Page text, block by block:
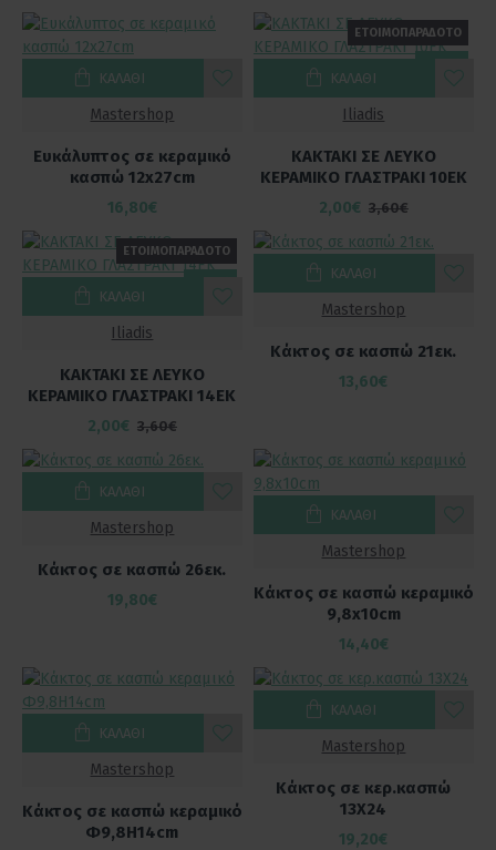
Mastershop
Ευκάλυπτος σε κεραμικό
κασπώ 12x27cm
16,80€
ΚΑΛΆΘΙ
ΕΤΟΙΜΟΠΑΡΑΔΟΤΟ
-44 %
Iliadis
ΚΑΚΤΑΚΙ ΣΕ ΛΕΥΚΟ
ΚΕΡΑΜΙΚΟ ΓΛΑΣΤΡΑΚΙ 10EK
2,00€ 3,60€
ΚΑΛΆΘΙ
ΕΤΟΙΜΟΠΑΡΑΔΟΤΟ
-44 %
Iliadis
ΚΑΚΤΑΚΙ ΣΕ ΛΕΥΚΟ
ΚΕΡΑΜΙΚΟ ΓΛΑΣΤΡΑΚΙ 14EK
2,00€ 3,60€
ΚΑΛΆΘΙ
Mastershop
Κάκτος σε κασπώ 21εκ.
13,60€
ΚΑΛΆΘΙ
Mastershop
Κάκτος σε κασπώ 26εκ.
19,80€
ΚΑΛΆΘΙ
Mastershop
Κάκτος σε κασπώ κεραμικό
9,8x10cm
14,40€
ΚΑΛΆΘΙ
Mastershop
Κάκτος σε κασπώ κεραμικό
Φ9,8Η14cm
ΚΑΛΆΘΙ
Mastershop
Κάκτος σε κερ.κασπώ
13Χ24
19,20€
ΚΑΛΆΘΙ